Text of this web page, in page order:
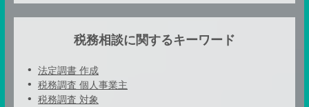
税務相談に関するキーワード
法定調書 作成
税務調査 個人事業主
税務調査 対象